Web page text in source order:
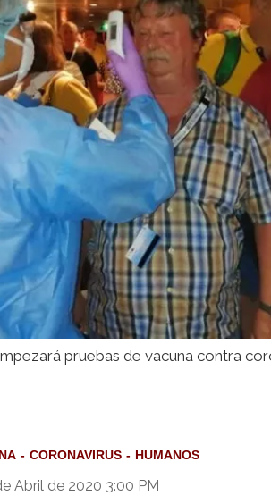
pruebas de vacuna contra
CORONAVIRUS HUMANOS
Abril de 2020 3:00 PM